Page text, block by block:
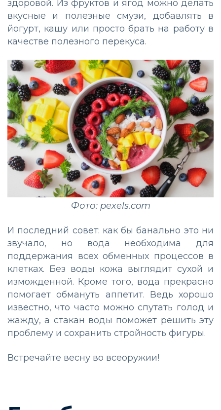
здоровой. Из фруктов и ягод можно делать
вкусные и полезные смузи, добавлять в
йогурт, кашу или просто брать на работу в
качестве полезного перекуса.
Фото: pexels.com
И последний совет: как бы банально это ни
звучало, но вода необходима для
поддержания всех обменных процессов в
клетках. Без воды кожа выглядит сухой и
изможденной. Кроме того, вода прекрасно
помогает обмануть аппетит. Ведь хорошо
известно, что часто можно спутать голод и
жажду, а стакан воды поможет решить эту
проблему и сохранить стройность фигуры.
Встречайте весну во всеоружии!